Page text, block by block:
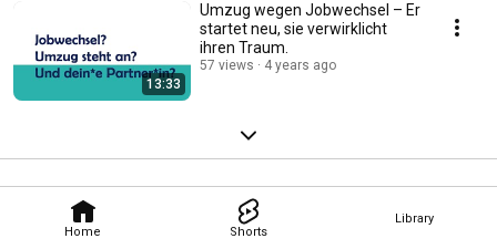
Home Shorts
Library
13:33
Umzug wegen Jobwechsel – Er
startet neu, sie verwirklicht
ihren Traum.
57 views 4 years ago